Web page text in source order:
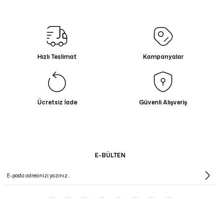
Hızlı Teslimat Kampanyalar
Ücretsiz İade Güvenli Alışveriş
E-BÜLTEN